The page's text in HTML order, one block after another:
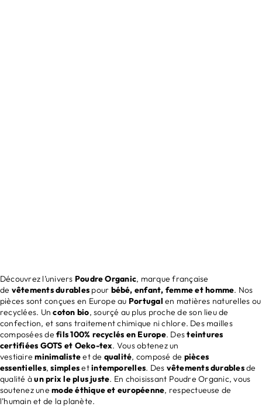
Découvrez l’univers Poudre Organic, marque française
de vêtements durables pour bébé, enfant, femme et homme. Nos
pièces sont conçues en Europe au Portugal en matières naturelles ou
recyclées. Uncoton bio, sourçé au plus proche de son lieu de
confection, et sans traitement chimique ni chlore. Des mailles
composées defils 100% recyclés en Europe. Desteintures
certifiées GOTS et Oeko-tex. Vous obtenez un
vestiaireminimalisteet de qualité, composé de pièces
essentielles,simplesetintemporelles. Des vêtements durablesde
qualité àun prix le plus juste. En choisissant Poudre Organic, vous
soutenez unemode éthique et européenne, respectueuse de
l’humain et de la planète.